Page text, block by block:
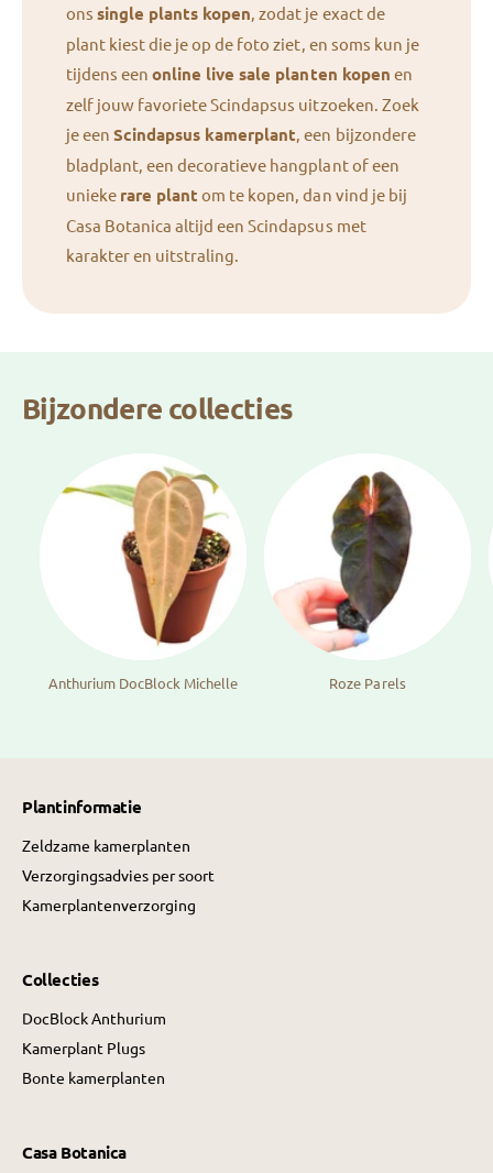
onssingle plants kopen , zodat je exact de
plant kiest die je op de foto ziet, en soms kun je
tijdens eenonline live sale planten kopen en
zelf jouw favoriete Scindapsus uitzoeken. Zoek
je eenScindapsus kamerplant , een bijzondere
bladplant, een decoratieve hangplant of een
unieke rare plant om te kopen, dan vind je bij
Casa Botanica altijd een Scindapsus met
karakter en uitstraling.
Bijzondere collecties
Anthurium DocBlock Michelle Roze Parels
Plantinformatie
Zeldzame kamerplanten
Verzorgingsadvies per soort
Kamerplantenverzorging
Collecties
DocBlock Anthurium
Kamerplant Plugs
Bonte kamerplanten
Casa Botanica